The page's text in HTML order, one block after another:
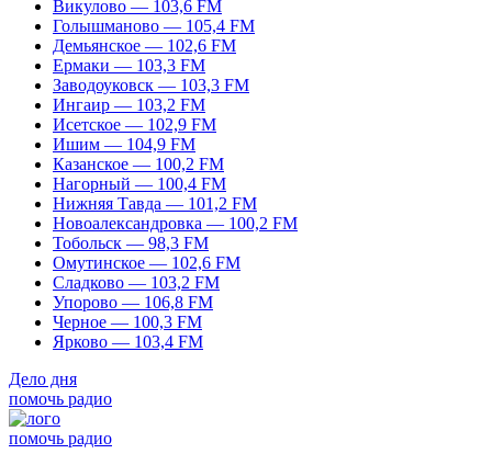
Викулово — 103,6 FM
Голышманово — 105,4 FM
Демьянское — 102,6 FM
Ермаки — 103,3 FM
Заводоуковск — 103,3 FM
Ингаир — 103,2 FM
Исетское — 102,9 FM
Ишим — 104,9 FM
Казанское — 100,2 FM
Нагорный — 100,4 FM
Нижняя Тавда — 101,2 FM
Новоалександровка — 100,2 FM
Тобольск — 98,3 FM
Омутинское — 102,6 FM
Сладково — 103,2 FM
Упорово — 106,8 FM
Черное — 100,3 FM
Ярково — 103,4 FM
Дело дня
помочь радио
помочь радио